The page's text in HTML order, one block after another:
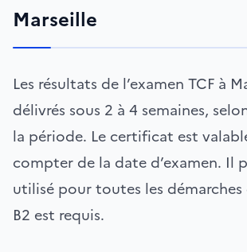
Marseille
Les résultats de l’examen TCF à
délivrés sous 2 à 4 semaines,
la période. Le certificat est
compter de la date d’examen. Il
utilisé pour toutes les démarches
B2 est requis.